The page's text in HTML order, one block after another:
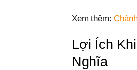
Xem thêm:
Lợi Ích
Nghĩa